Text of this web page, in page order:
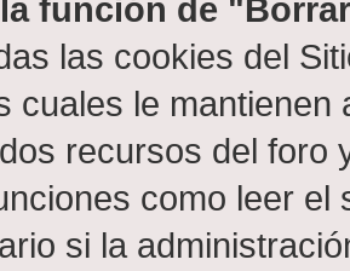
función de
las cookies del
cuales le
recursos del foro
como leer el
si la